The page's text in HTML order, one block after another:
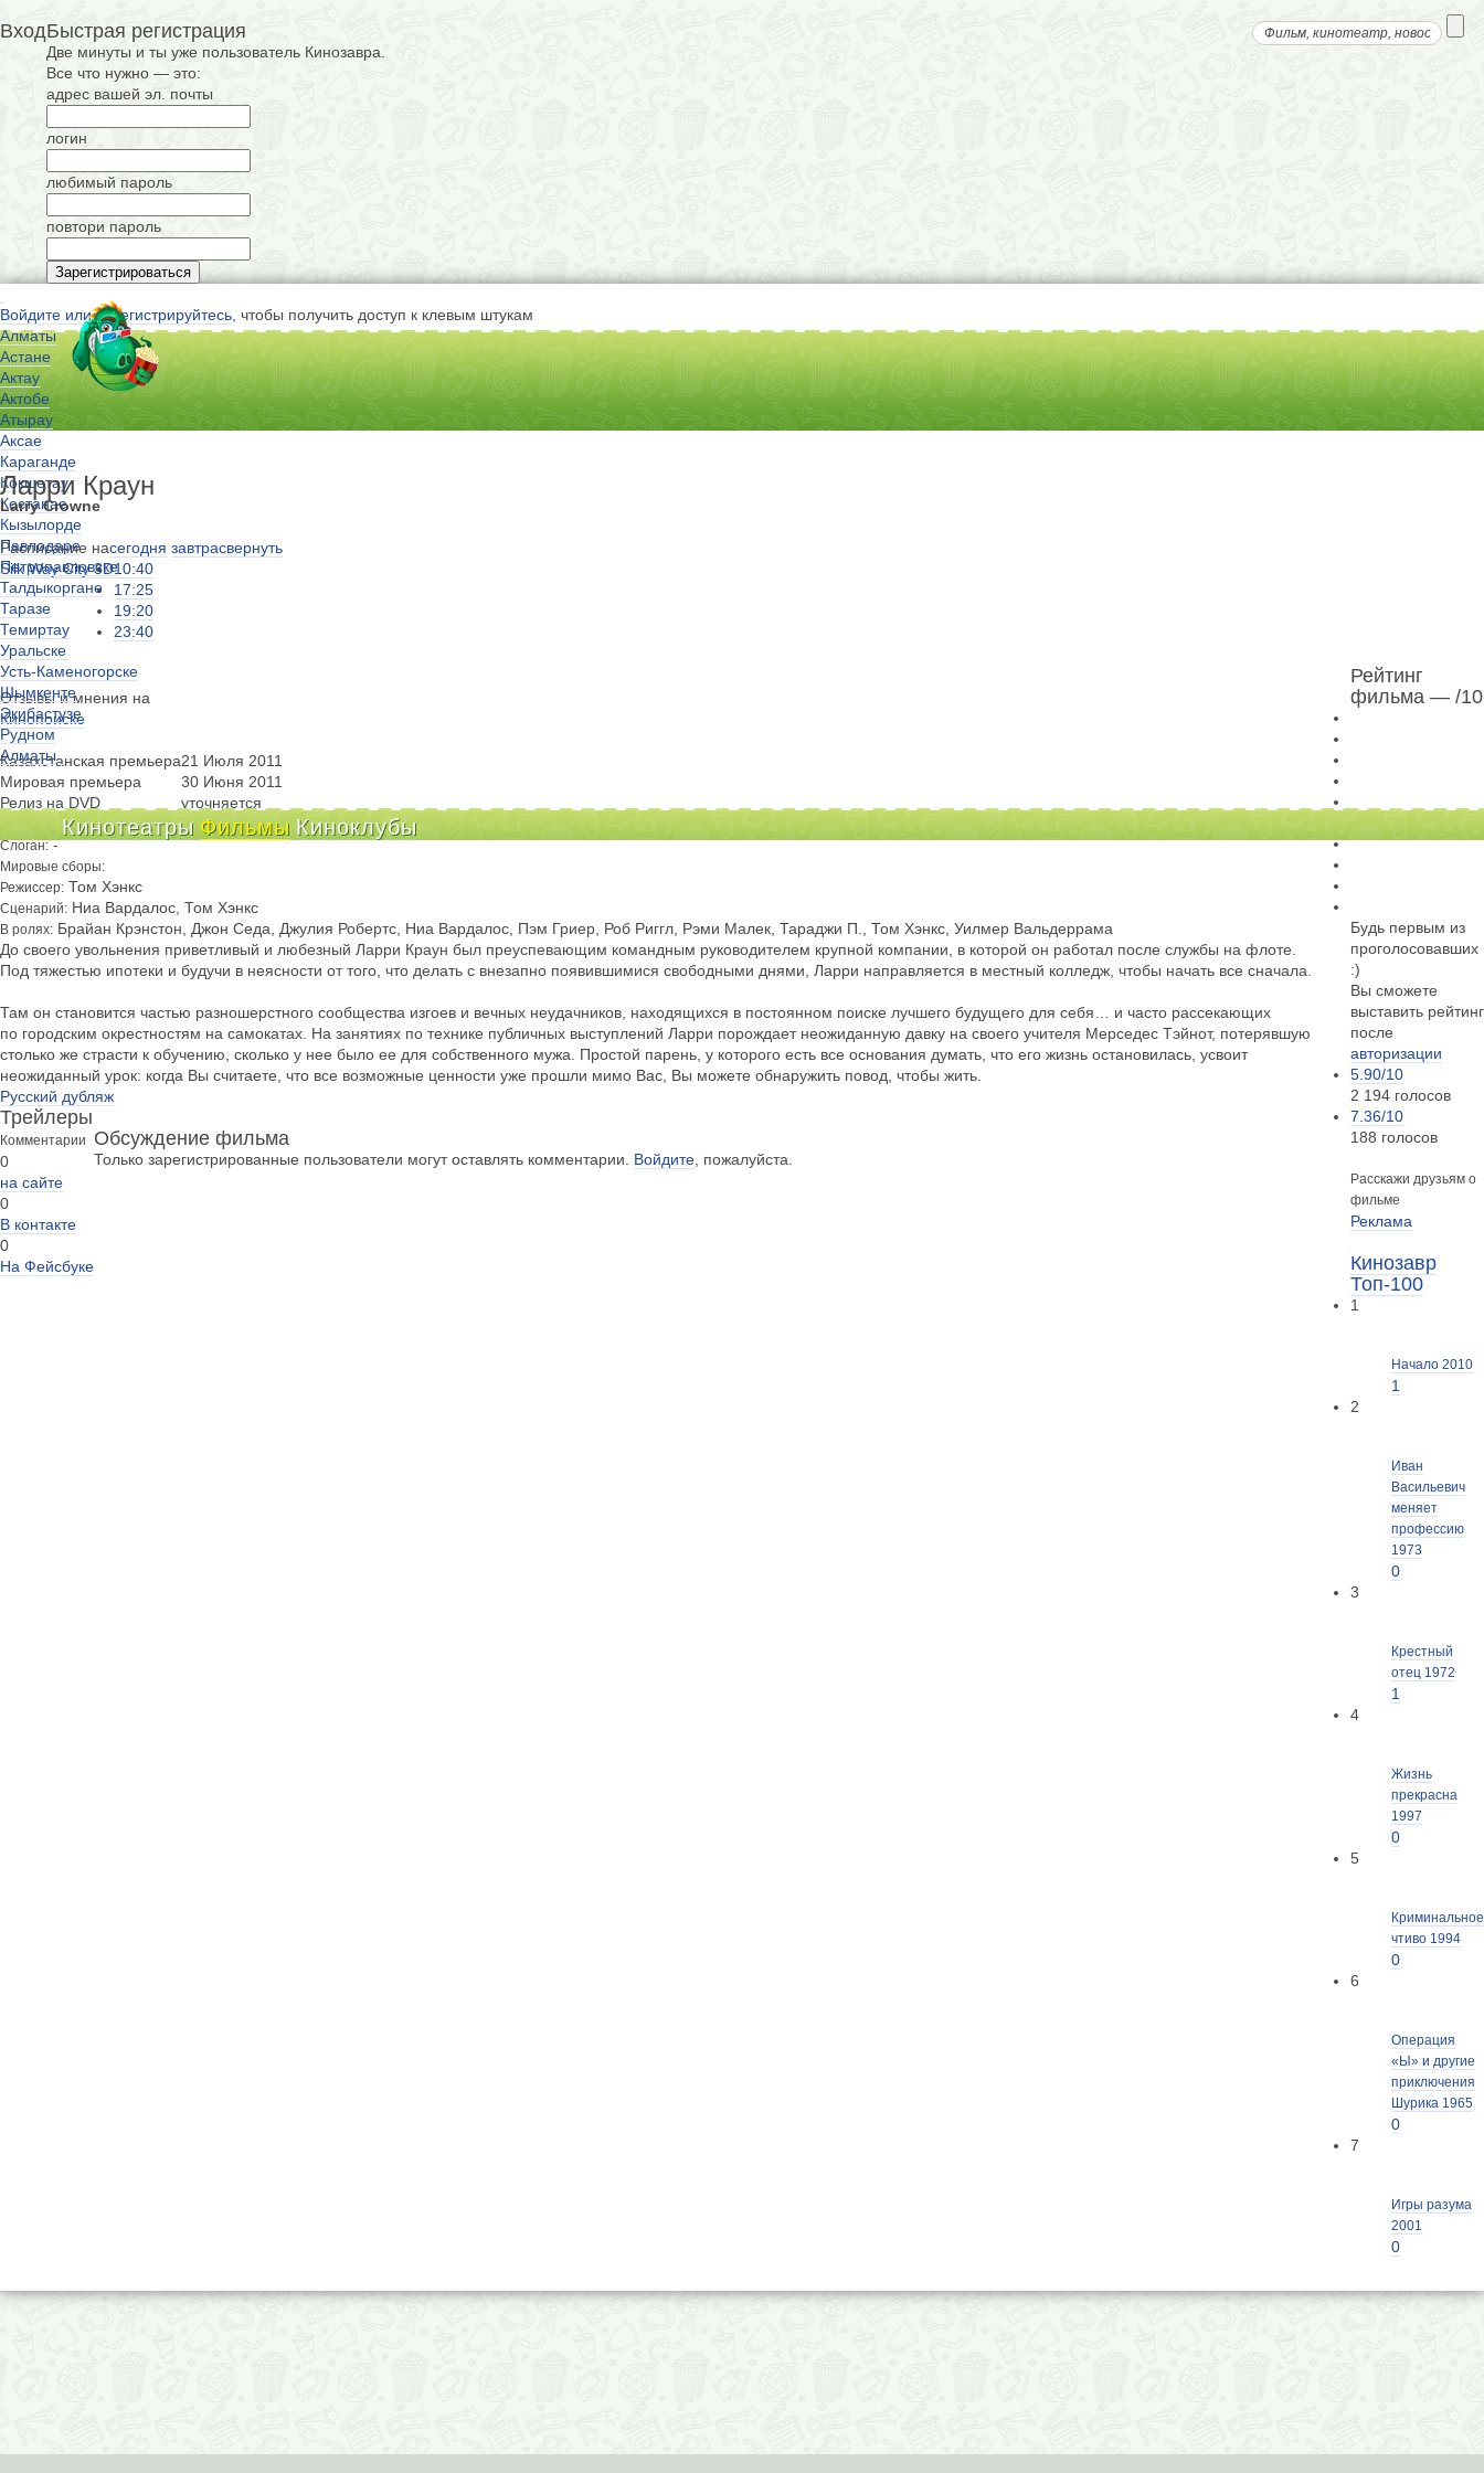
ВходБыстрая регистрация
Две минуты и ты уже пользователь Кинозавра.
Все что нужно — это:
адрес вашей эл. почты
логин
любимый пароль
повтори пароль
Войдите или зарегистрируйтесь , чтобы получить доступ к клевым штукам
Алматы
Астане
Актау
Актобе
Атырау
Аксае
Караганде
Кокшетау
Костанае
Кызылорде
Павлодаре
Петропавловске
Талдыкоргане
Таразе
Темиртау
Уральске
Усть-Каменогорске
Шымкенте
Экибастузе
Рудном
Алматы
Кинотеатры Фильмы Киноклубы
Ларри Краун
Larry Crowne
Расписание насегодня завтрасвернуть
Silk Way City 3D10:40
17:25
19:20
23:40
Отзывы и мнения на
Кинопоиске
Казахстанская премьера21 Июля 2011
Мировая премьера
30 Июня 2011
Релиз на DVD
уточняется
комедия, драма, США, 99 мин.
Слоган:-
Мировые сборы:
Режиссер: Том Хэнкс
Сценарий: Ниа Вардалос, Том Хэнкс
В ролях: Брайан Крэнстон, Джон Седа, Джулия Робертс, Ниа Вардалос, Пэм Гриер, Роб Риггл, Рэми Малек, Тараджи П., Том Хэнкс, Уилмер Вальдеррама
До своего увольнения приветливый и любезный Ларри Краун был преуспевающим командным руководителем крупной компании, в которой он работал после службы на флоте.
Под тяжестью ипотеки и будучи в неясности от того, что делать с внезапно появившимися свободными днями, Ларри направляется в местный колледж, чтобы начать все сначала.
Там он становится частью разношерстного сообщества изгоев и вечных неудачников, находящихся в постоянном поиске лучшего будущего для себя… и часто рассекающих
по городским окрестностям на самокатах. На занятиях по технике публичных выступлений Ларри порождает неожиданную давку на своего учителя Мерседес Тэйнот, потерявшую
столько же страсти к обучению, сколько у нее было ее для собственного мужа. Простой парень, у которого есть все основания думать, что его жизнь остановилась, усвоит
неожиданный урок: когда Вы считаете, что все возможные ценности уже прошли мимо Вас, Вы можете обнаружить повод, чтобы жить.
Русский дубляж
Трейлеры
Комментарии
0
на сайте
0
В контакте
0
На Фейсбуке
Обсуждение фильма
Только зарегистрированные пользователи могут оставлять комментарии. Войдите , пожалуйста.
Рейтинг
фильма — /10
Будь первым из
проголосовавших
:)
Вы сможете
выставить рейтинг
после
авторизации
5.90/10
2 194 голосов
7.36/10
188 голосов
Расскажи друзьям о
фильме
Реклама
Кинозавр
Топ-100
1
Начало 2010
1
2
Иван
Васильевич
меняет
профессию
1973
0
3
Крестный
отец 1972
1
4
Жизнь
прекрасна
1997
0
5
Криминальное
чтиво 1994
0
6
Операция
«Ы» и другие
приключения
Шурика 1965
0
7
Игры разума
2001
0